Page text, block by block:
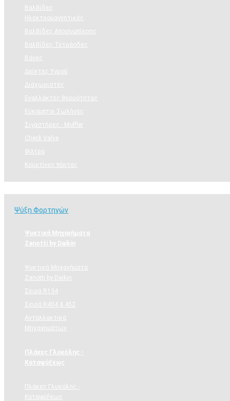
Βαλβίδες
Ηλεκτρομαγνητικές
Βαλβίδες Αποσυμπίεσης
Βαλβίδες Τετράοδες
Βάνες
Δείκτες Υγρού
Διαχωριστές
Εναλλάκτες θερμότητας
Εύκαμπτοι Σωλήνες
Σιγαστήρες - Muffler
Check Valve
Φίλτρα
Κουρτίνες πόρτας
Ψύξη Φορτηγών
Ψυκτικά Μηχανήματα
Zanotti by Daikin
Ψυκτικά Μηχανήματα
Zanotti by Daikin
Σειρά R134
Σειρά R404 & 452
Ανταλλακτικά
Μηχανημάτων
Πλάκες Γλυκόλης -
Καταψύξεως
Πλάκες Γλυκόλης -
Καταψύξεως